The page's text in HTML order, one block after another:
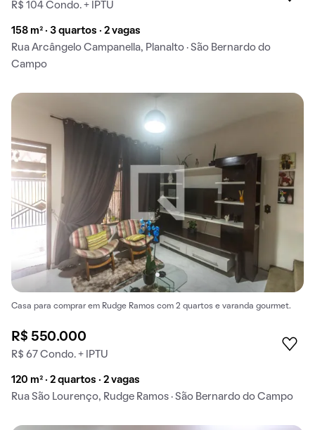
R$ 104 Condo. + IPTU
158 m² · 3 quartos · 2 vagas
Rua Arcângelo Campanella, Planalto · São Bernardo do
Campo
Casa para comprar em Rudge Ramos com 2 quartos e varanda gourmet.
R$ 550.000
R$ 67 Condo. + IPTU
120 m² · 2 quartos · 2 vagas
Rua São Lourenço, Rudge Ramos · São Bernardo do Campo